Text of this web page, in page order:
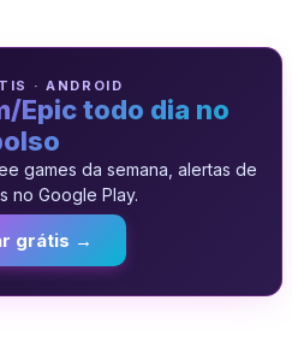
· ANDROID
Epic todo dia no
games da semana, alertas de
no Google Play.
grátis →